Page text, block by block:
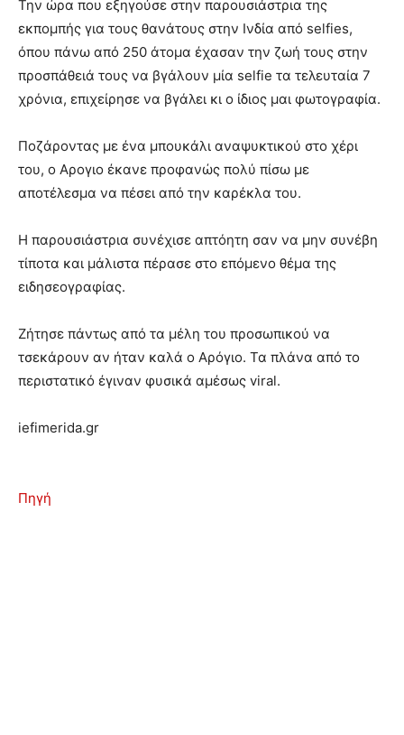
Την ώρα που εξηγούσε στην παρουσιάστρια της
εκπομπής για τους θανάτους στην Ινδία από selfies,
όπου πάνω από 250 άτομα έχασαν την ζωή τους στην
προσπάθειά τους να βγάλουν μία selfie τα τελευταία 7
χρόνια, επιχείρησε να βγάλει κι ο ίδιος μαι φωτογραφία.
Ποζάροντας με ένα μπουκάλι αναψυκτικού στο χέρι
του, ο Αρογιο έκανε προφανώς πολύ πίσω με
αποτέλεσμα να πέσει από την καρέκλα του.
Η παρουσιάστρια συνέχισε απτόητη σαν να μην συνέβη
τίποτα και μάλιστα πέρασε στο επόμενο θέμα της
ειδησεογραφίας.
Ζήτησε πάντως από τα μέλη του προσωπικού να
τσεκάρουν αν ήταν καλά ο Αρόγιο. Τα πλάνα από το
περιστατικό έγιναν φυσικά αμέσως viral.
iefimerida.gr
Πηγή